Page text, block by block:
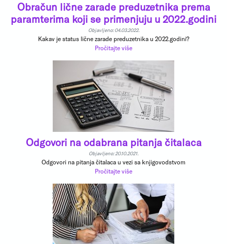
Obračun lične zarade preduzetnika prema
paramterima koji se primenjuju u 2022.godini
Objavljeno: 04.03.2022.
Kakav je status lične zarade preduzetnika u 2022.godini?
Pročitajte više
Odgovori na odabrana pitanja čitalaca
Objavljeno: 20.10.2021.
Odgovori na pitanja čitalaca u vezi sa knjigovodstvom
Pročitajte više